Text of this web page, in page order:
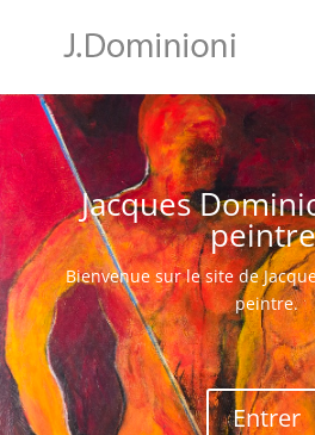
Jacques
Bienvenue sur le site de
peintre.
Entrer